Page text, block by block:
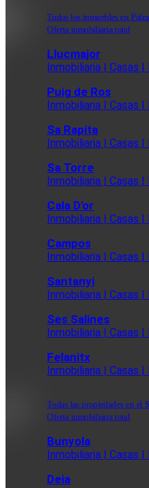
Todos los inmuebles en
Oferta inmobiliaria total
Llucmajor
Inmobiliaria | Casas
Puig de Ros
Inmobiliaria | Casas
Sa Rapita
Inmobiliaria | Casas
Sa Torre
Inmobiliaria | Casas
Cala D'or
Inmobiliaria | Casas
Campos
Inmobiliaria | Casas
Santanyi
Inmobiliaria | Casas
Ses Salines
Inmobiliaria | Casas
Felanitx
Inmobiliaria | Casas
Todas las propiedades en el
Oferta inmobiliaria total
Bunyola
Inmobiliaria | Casas
Deia